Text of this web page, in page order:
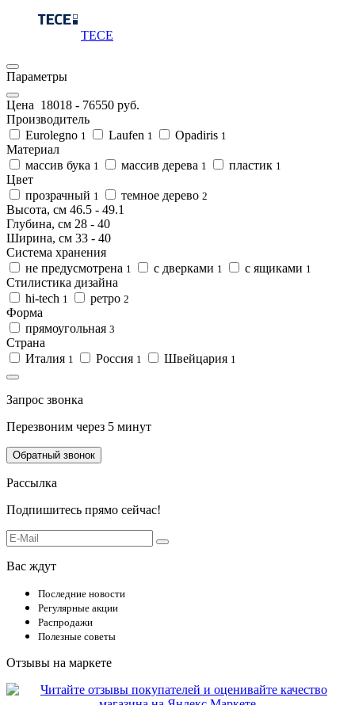
TECE
Параметры
Цена 18018 - 76550 руб.
Производитель
Eurolegno 1 Laufen 1 Opadiris 1
Материал
массив бука 1 массив дерева 1 пластик 1
Цвет
прозрачный 1 темное дерево 2
Высота, см 46.5 - 49.1
Глубина, см 28 - 40
Ширина, см 33 - 40
Система хранения
не предусмотрена 1 с дверками 1 с ящиками 1
Стилистика дизайна
hi-tech 1 ретро 2
Форма
прямоугольная 3
Страна
Италия 1 Россия 1 Швейцария 1
Запрос звонка
Перезвоним через 5 минут
Обратный звонок
Рассылка
Подпишитесь прямо сейчас!
Вас ждут
Последние новости
Регулярные акции
Распродажи
Полезные советы
Отзывы на маркете